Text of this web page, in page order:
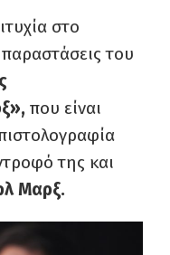
στο
παραστάσεις του
που είναι
της και
Μαρξ.